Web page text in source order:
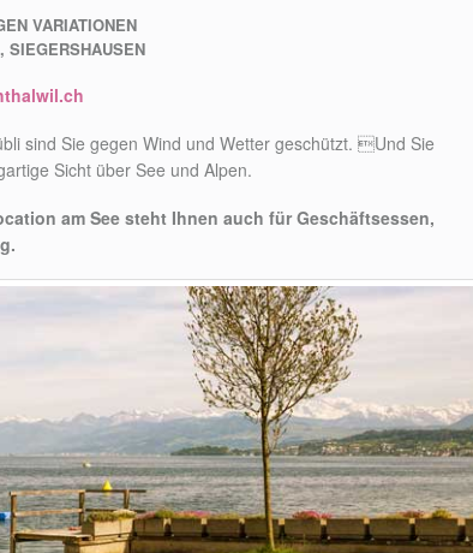
VARIATIONEN
SIEGERSHAUSEN
sind Sie gegen Wind und Wetter geschützt. Und Sie
Sicht über See und Alpen.
am See steht Ihnen auch für Geschäftsessen,